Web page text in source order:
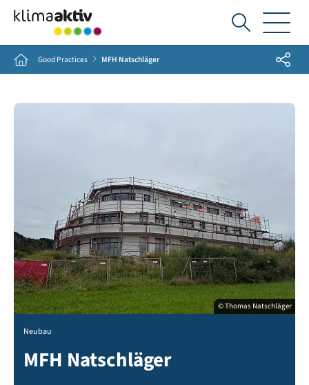
Ich
suche...
Home Good Practices MFH Natschläger Share
© Thomas Natschläger
Neubau
MFH Natschläger